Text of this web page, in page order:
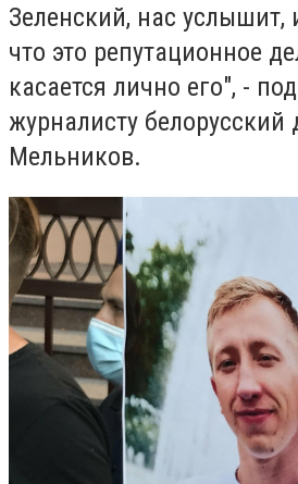
Зеленский, нас услышит,
что это репутационное
касается лично его", -
журналисту белорусский
Мельников.